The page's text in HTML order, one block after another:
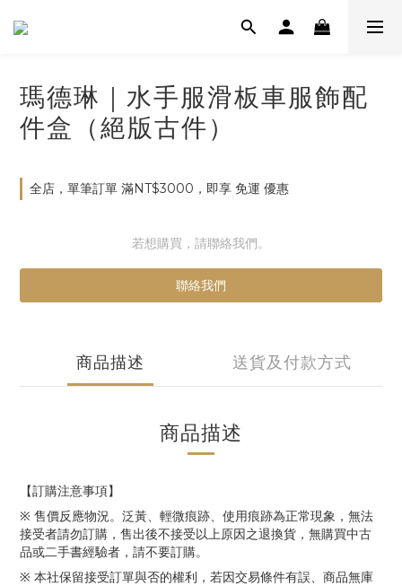
瑪德琳｜水手服滑板車服飾配
件盒（絕版古件）
全店，單筆訂單 滿NT$3000，即享 免運 優惠
若想購買，請聯絡我們。
聯絡我們
商品描述 送貨及付款方式
商品描述
【訂購注意事項】
※ 售價反應物況。泛黃、輕微痕跡、使用痕跡為正常現象，無法
接受者請勿訂購，售出後不接受以上原因之退換貨，無購買中古
品或二手書經驗者，請不要訂購。
※ 本社保留接受訂單與否的權利，若因交易條件有誤、商品無庫